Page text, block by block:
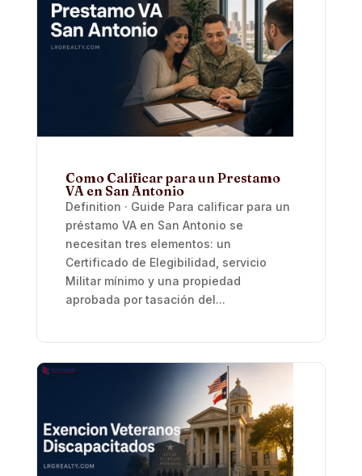
Como Calificar para un Prestamo
VA en San Antonio
Definition · Guide Para calificar para un
préstamo VA en San Antonio se
necesitan tres elementos: un
Certificado de Elegibilidad, servicio
Militar mínimo y una propiedad
aprobada por tasación del...